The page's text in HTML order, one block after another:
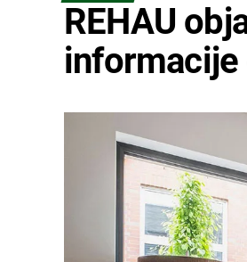
REHAU
informacije